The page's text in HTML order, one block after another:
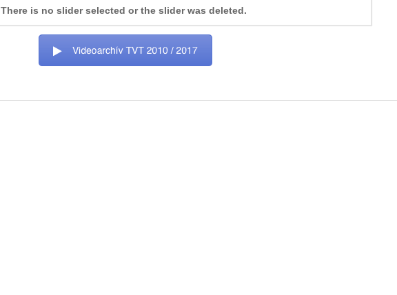
There is no slider selected or the slider was deleted.